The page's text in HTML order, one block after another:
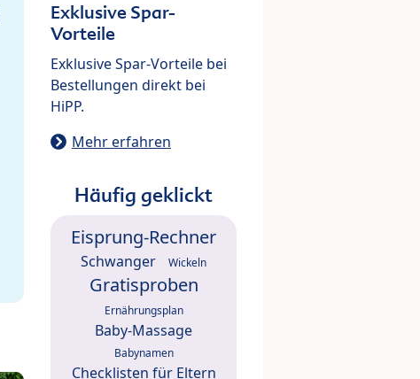
Exklusive Spar-
Vorteile
Exklusive Spar-Vorteile bei
Bestellungen direkt bei
HiPP.
Mehr erfahren
Häufig geklickt
Eisprung-Rechner
Schwanger Wickeln
Gratisproben
Ernährungsplan
Baby-Massage
Babynamen
Checklisten für Eltern